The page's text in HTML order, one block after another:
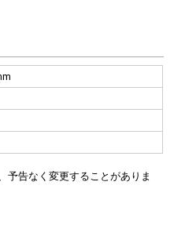
予告なく変更することがありま